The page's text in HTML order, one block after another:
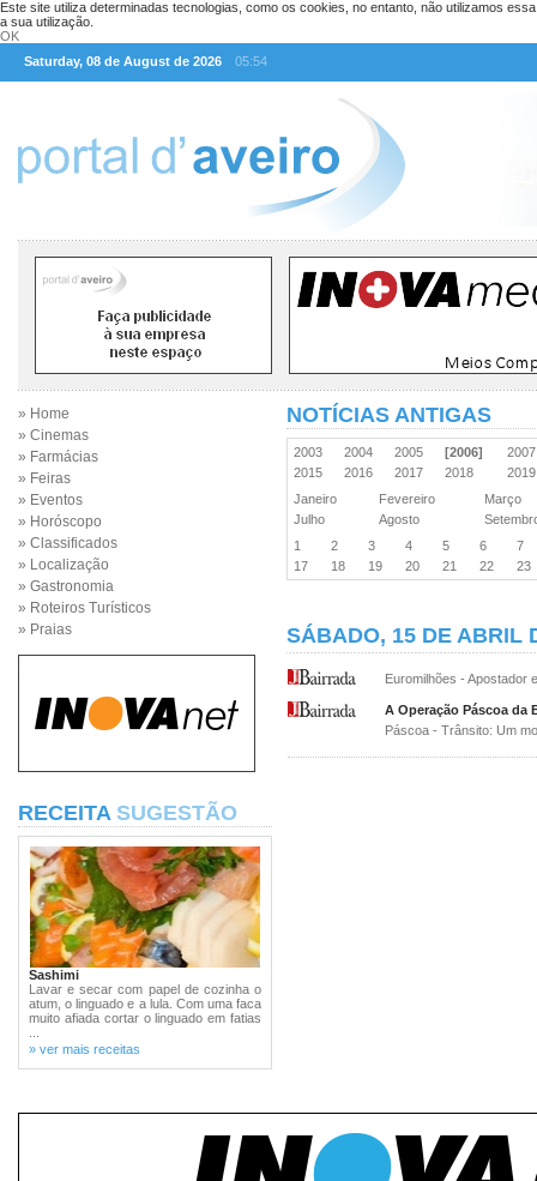
Este site utiliza determinadas tecnologias, como os cookies, no entanto, não utilizamos
a sua utilização.
OK
Saturday, 08 de August de 2026
05:54
» Home
» Cinemas
» Farmácias
» Feiras
» Eventos
» Horóscopo
» Classificados
» Localização
» Gastronomia
» Roteiros Turísticos
» Praias
RECEITA SUGESTÃO
Sashimi
Lavar e secar com papel de cozinha o
atum, o linguado e a lula. Com uma faca
muito afiada cortar o linguado em fatias
» ver mais receitas
NOTÍCIAS ANTIGAS
2003 2004 2005 [2006]
2015
2016 2017 2018
Janeiro
Fevereiro
Março
Julho
Agosto
1
2 3 4 5 6
7
17
18 19 20 21 22 23
SÁBADO, 15 DE ABRIL
Euromilhões - Apostador
A Operação Páscoa da
Páscoa - Trânsito: Um